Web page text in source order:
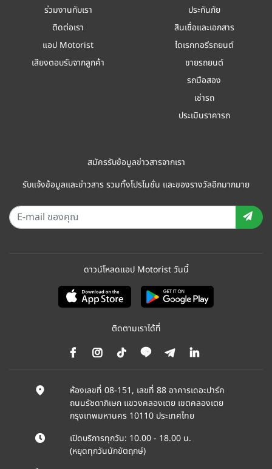
ร่วมงานกับเรา
ติดต่อเรา
แอป Motorist
เสียงตอบรับจากลูกค้า
ประกันภัย
สินเชื่อและเอกสาร
ไดเรกทอรีรถยนต์
ขายรถยนต์
รถมือสอง
เช่ารถ
ประเมินราคารถ
สมัครรับข้อมูลข่าวสารจากเรา
รับแจ้งข้อมูลและข่าวสาร รวมทั้งโปรโมชั่น และของรางวัลอีกมากมาย
ดาวน์โหลดแอป Motorist วันนี้
ติดตามเราได้ที่
ห้องเลขที่ 08-151, เลขที่ 88 อาคารเดอะปาร์ค
ถนนรัชดาภิเษก แขวงคลองเตย เขตคลองเตย
กรุงเทพมหานคร 10110 ประเทศไทย
เปิดบริการทุกวัน: 10.00 - 18.00 น.
(หยุดทุกวันนักขัตฤกษ์)